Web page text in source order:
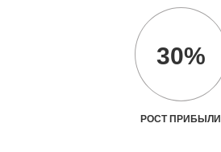
30%
РОСТ ПРИБЫЛИ